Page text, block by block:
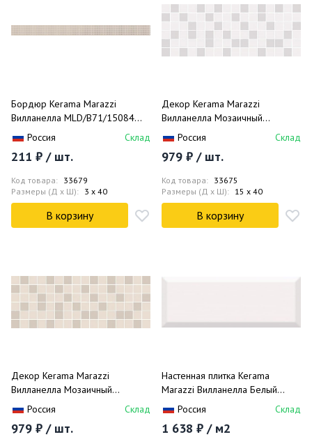
Бордюр Kerama Marazzi
Вилланелла MLD/B71/15084
3x40Россия Склад
211 ₽ / шт.
Код товара: 33679
Размеры (Д x Ш): 3 x 40
В корзину
Декор Kerama Marazzi
Вилланелла Мозаичный
MM15000 15x40
Россия Склад
979 ₽ / шт.
Код товара: 33675
Размеры (Д x Ш): 15 x 40
В корзину
Декор Kerama Marazzi
Вилланелла Мозаичный
MM15084 15x40
Россия Склад
979 ₽ / шт.
Настенная плитка Kerama
Marazzi Вилланелла Белый
Грань 15075 15x40
Россия Склад
1 638 ₽ / м2